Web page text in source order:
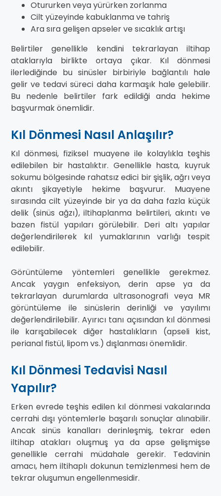
Otururken veya yürürken zorlanma
Cilt yüzeyinde kabuklanma ve tahriş
Ara sıra gelişen apseler ve sıcaklık artışı
Belirtiler genellikle kendini tekrarlayan iltihap
ataklarıyla birlikte ortaya çıkar. Kıl dönmesi
ilerlediğinde bu sinüsler birbiriyle bağlantılı hale
gelir ve tedavi süreci daha karmaşık hale gelebilir.
Bu nedenle belirtiler fark edildiği anda hekime
başvurmak önemlidir.
Kıl Dönmesi Nasıl Anlaşılır?
Kıl dönmesi, fiziksel muayene ile kolaylıkla teşhis
edilebilen bir hastalıktır. Genellikle hasta, kuyruk
sokumu bölgesinde rahatsız edici bir şişlik, ağrı veya
akıntı şikayetiyle hekime başvurur. Muayene
sırasında cilt yüzeyinde bir ya da daha fazla küçük
delik (sinüs ağzı), iltihaplanma belirtileri, akıntı ve
bazen fistül yapıları görülebilir. Deri altı yapılar
değerlendirilerek kıl yumaklarının varlığı tespit
edilebilir.
Görüntüleme yöntemleri genellikle gerekmez.
Ancak yaygın enfeksiyon, derin apse ya da
tekrarlayan durumlarda ultrasonografi veya MR
görüntüleme ile sinüslerin derinliği ve yayılımı
değerlendirilebilir. Ayırıcı tanı açısından kıl dönmesi
ile karışabilecek diğer hastalıkların (apseli kist,
perianal fistül, lipom vs.) dışlanması önemlidir.
Kıl Dönmesi Tedavisi Nasıl
Yapılır?
Erken evrede teşhis edilen kıl dönmesi vakalarında
cerrahi dışı yöntemlerle başarılı sonuçlar alınabilir.
Ancak sinüs kanalları derinleşmiş, tekrar eden
iltihap atakları oluşmuş ya da apse gelişmişse
genellikle cerrahi müdahale gerekir. Tedavinin
amacı, hem iltihaplı dokunun temizlenmesi hem de
tekrar oluşumun engellenmesidir.